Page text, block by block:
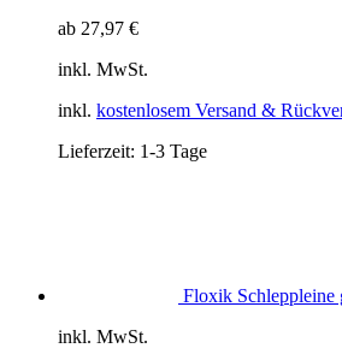
ab 27,97 €
inkl. MwSt.
inkl. kostenlosem Versand &
Lieferzeit: 1-3 Tage
Floxik Schleppleine
inkl. MwSt.